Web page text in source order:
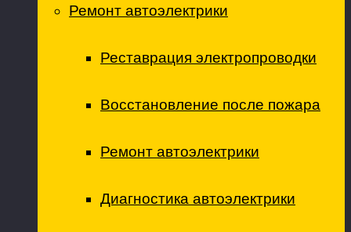
Ремонт автоэлектрики
Реставрация электропроводки
Восстановление после пожара
Ремонт автоэлектрики
Диагностика автоэлектрики